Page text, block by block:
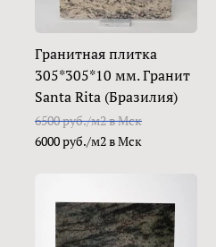
Гранитная плитка
305*305*10 мм. Гранит
Santa Rita (Бразилия)
6500 руб./м2 в Мск
6000 руб./м2 в Мск